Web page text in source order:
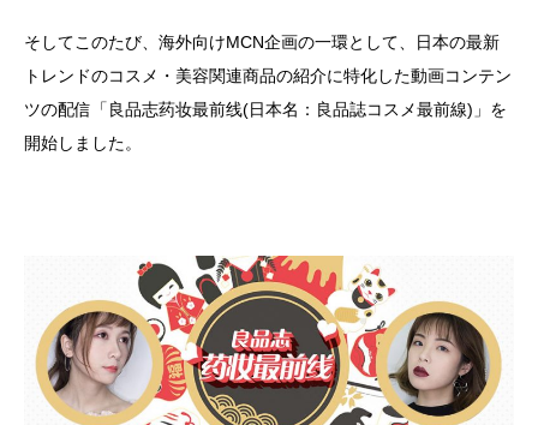
そしてこのたび、海外向けMCN企画の一環として、日本の最新
トレンドのコスメ・美容関連商品の紹介に特化した動画コンテン
ツの配信「良品志药妆最前线(日本名：良品誌コスメ最前線)」を
開始しました。